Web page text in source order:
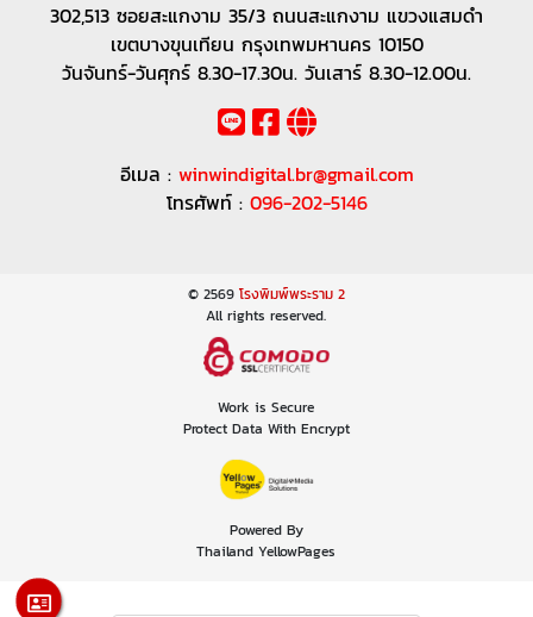
302,513 ซอยสะแกงาม 35/3 ถนนสะแกงาม แขวงแสมดำ
เขตบางขุนเทียน กรุงเทพมหานคร 10150
วันจันทร์-วันศุกร์ 8.30-17.30น. วันเสาร์ 8.30-12.00น.
อีเมล : winwindigital.br@gmail.com
โทรศัพท์ : 096-202-5146
© 2569 โรงพิมพ์พระราม 2
All rights reserved.
Work is Secure
Protect Data With Encrypt
Powered By
Thailand YellowPages